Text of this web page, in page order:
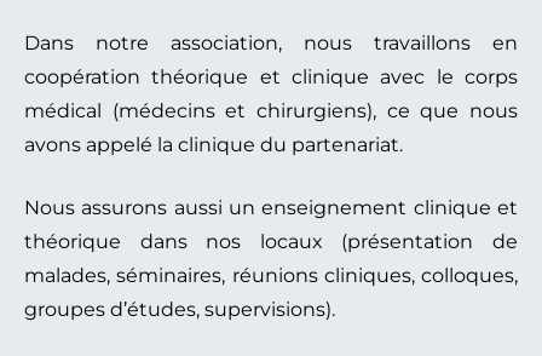
Dans notre association, nous travaillons en
coopération théorique et clinique avec le corps
médical (médecins et chirurgiens), ce que nous
avons appelé la clinique du partenariat.
Nous assurons aussi un enseignement clinique et
théorique dans nos locaux (présentation de
malades, séminaires, réunions cliniques, colloques,
groupes d’études, supervisions).